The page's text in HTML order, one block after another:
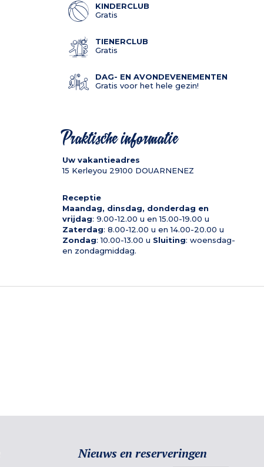
KINDERCLUB
Gratis
TIENERCLUB
Gratis
DAG- EN AVONDEVENEMENTEN
Gratis voor het hele gezin!
Praktische informatie
Uw vakantieadres
15 Kerleyou 29100 DOUARNENEZ
Receptie
Maandag, dinsdag, donderdag en
vrijdag: 9.00-12.00 u en 15.00-19.00 u
Zaterdag: 8.00-12.00 u en 14.00-20.00 u
Zondag: 10.00-13.00 u Sluiting: woensdag-
en zondagmiddag.
Nieuws en reserveringen